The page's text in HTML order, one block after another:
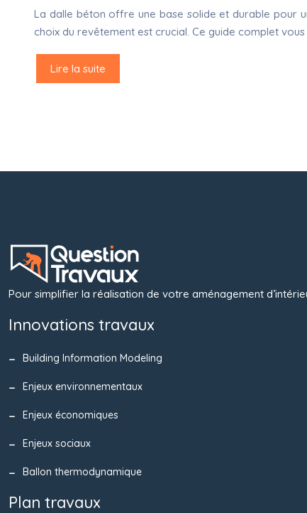
La dalle béton offre une base solide et durable pour
choix du revêtement est crucial. Ce guide complet
Lire la suite
Pour simplifier la réalisation de votre aménagement
Innovations travaux
Building Information Modeling
Enjeux environnementaux
Enjeux économiques
Enjeux sociaux
Ballon thermodynamique
Plan travaux